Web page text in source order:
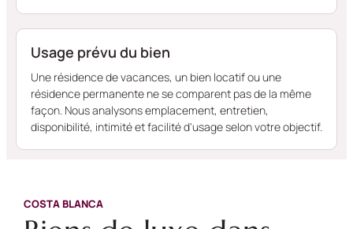
Usage prévu du bien
Une résidence de vacances, un bien locatif ou une
résidence permanente ne se comparent pas de la même
façon. Nous analysons emplacement, entretien,
disponibilité, intimité et facilité d'usage selon votre objectif.
COSTA BLANCA